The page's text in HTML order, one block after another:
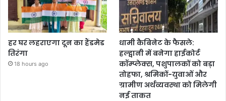
हर घर लहराएगा दून का हैंडमेड
तिरंगा
18 hours ago
धामी कैबिनेट के फैसले:
हल्द्वानी में बनेगा हाईकोर्ट
कॉम्प्लेक्स, पशुपालकों को बड़ा
तोहफा, श्रमिकों-युवाओं और
ग्रामीण अर्थव्यवस्था को मिलेगी
नई ताकत